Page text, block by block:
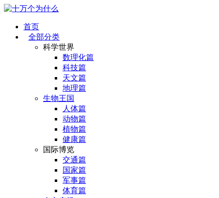
首页
全部分类
科学世界
数理化篇
科技篇
天文篇
地理篇
生物王国
人体篇
动物篇
植物篇
健康篇
国际博览
交通篇
国家篇
军事篇
体育篇